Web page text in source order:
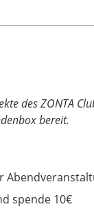
des ZONTA
bereit.
spende 10€